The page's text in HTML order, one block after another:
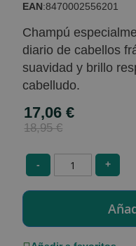
EAN:8470002556201
Champú
diario de cabellos
suavidad y brillo
cabelludo.
Special
Price
17,06 €
18,95 €
- +